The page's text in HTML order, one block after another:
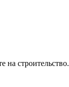
на строительство.